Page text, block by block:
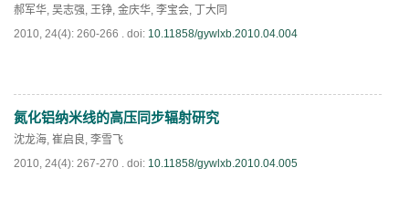
郝军华, 吴志强, 王铮, 金庆华, 李宝会,
丁大同
2010, 24(4): 260-266 . doi: 10.11858/gywlxb.2010.04.004
PDF(710)
氮化铝纳米线的高压同步辐射研究
沈龙海, 崔启良, 李雪飞
2010, 24(4): 267-270 . doi: 10.11858/gywlxb.2010.04.005